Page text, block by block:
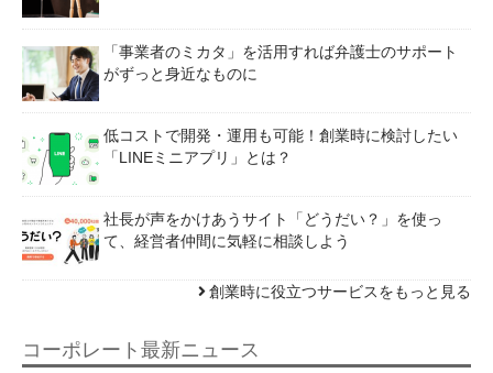
「事業者のミカタ」を活用すれば弁護士のサポート
がずっと身近なものに
低コストで開発・運用も可能！創業時に検討したい
「LINEミニアプリ」とは？
社長が声をかけあうサイト「どうだい？」を使っ
て、経営者仲間に気軽に相談しよう
創業時に役立つサービスをもっと見る
コーポレート最新ニュース